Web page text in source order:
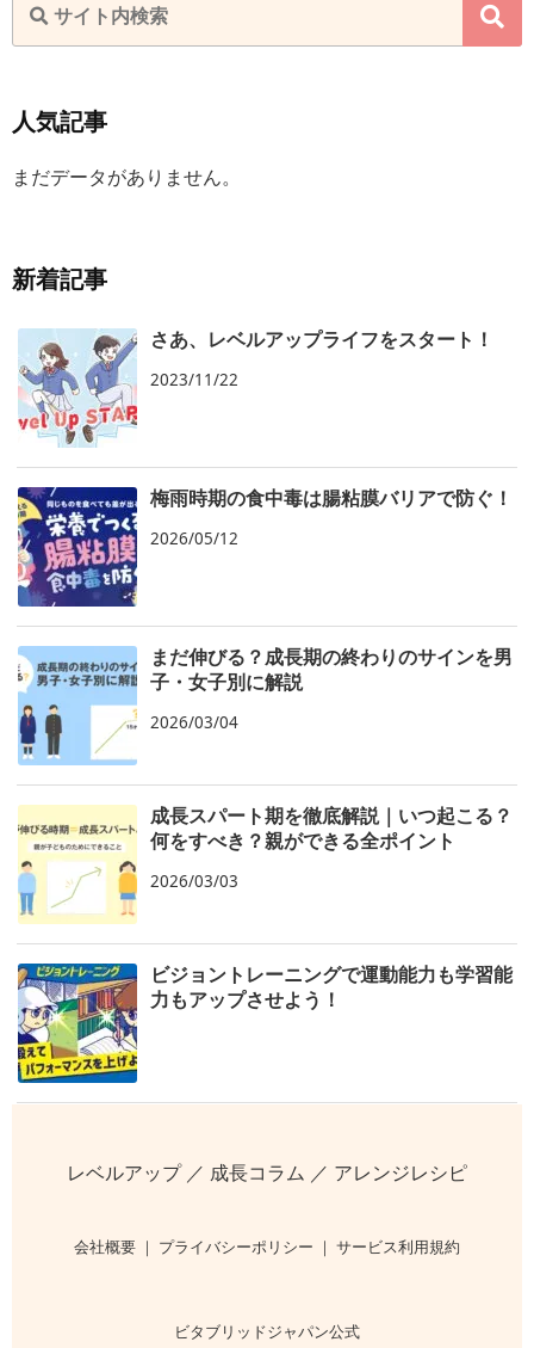
人気記事
まだデータがありません。
新着記事
さあ、レベルアップライフをスタート！
2023/11/22
梅雨時期の食中毒は腸粘膜バリアで防ぐ！
2026/05/12
まだ伸びる？成長期の終わりのサインを男
子・女子別に解説
2026/03/04
成長スパート期を徹底解説｜いつ起こる？
何をすべき？親ができる全ポイント
2026/03/03
ビジョントレーニングで運動能力も学習能
力もアップさせよう！
レベルアップ／ 成長コラム ／ アレンジレシピ
会社概要 ｜ プライバシーポリシー ｜ サービス利用規約
ビタブリッドジャパン公式